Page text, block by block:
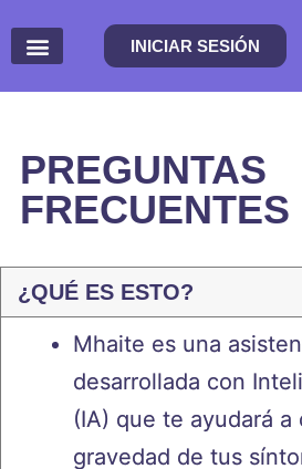
INICIAR SESIÓN
PREGUNTAS
FRECUENTES
¿QUÉ ES ESTO?
Mhaite es una
desarrollada con
(IA) que te ayudará a
gravedad de tus